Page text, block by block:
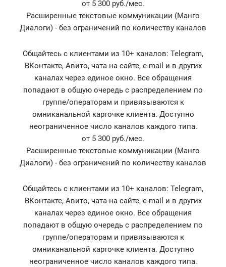
от 5 300 руб./мес.
Расширенные текстовые коммуникации (Манго
Диалоги) - без ограничений по количеству каналов
Общайтесь с клиентами из 10+ каналов: Telegram,
ВКонтакте, Авито, чата на сайте, e-mail и в других
каналах через единое окно. Все обращения
попадают в общую очередь с распределением по
группе/операторам и привязываются к
омниканальной карточке клиента. Доступно
неограниченное число каналов каждого типа.
от 5 300 руб./мес.
Расширенные текстовые коммуникации (Манго
Диалоги) - без ограничений по количеству каналов
Общайтесь с клиентами из 10+ каналов: Telegram,
ВКонтакте, Авито, чата на сайте, e-mail и в других
каналах через единое окно. Все обращения
попадают в общую очередь с распределением по
группе/операторам и привязываются к
омниканальной карточке клиента. Доступно
неограниченное число каналов каждого типа.